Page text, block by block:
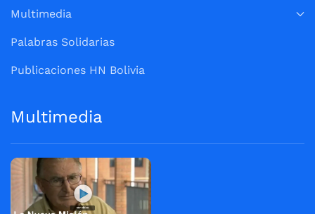
Multimedia
Palabras Solidarias
Publicaciones HN Bolivia
Multimedia